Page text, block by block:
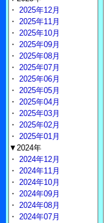
・ 2025年12月
・ 2025年11月
・ 2025年10月
・ 2025年09月
・ 2025年08月
・ 2025年07月
・ 2025年06月
・ 2025年05月
・ 2025年04月
・ 2025年03月
・ 2025年02月
・ 2025年01月
▼2024年
・ 2024年12月
・ 2024年11月
・ 2024年10月
・ 2024年09月
・ 2024年08月
・ 2024年07月